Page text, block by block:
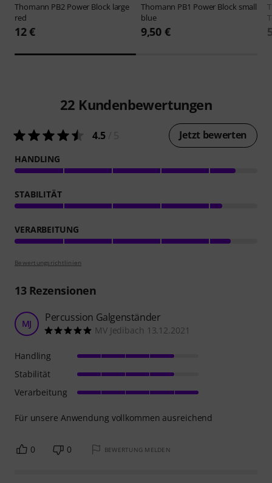
Thomann PB2 Power Block large
red
12 €
Thomann PB1 Power Block small
blue
9,50 €
22 Kundenbewertungen
4.5 Jetzt bewerten
HANDLING
STABILITÄT
VERARBEITUNG
Bewertungsrichtlinien
13Rezensionen
MJ Percussion Galgenständer
MV Jedibach 13.12.2021
Für unsere Anwendung vollkommen ausreichend
Handling
Stabilität
Verarbeitung
0 0 BEWERTUNG MELDEN